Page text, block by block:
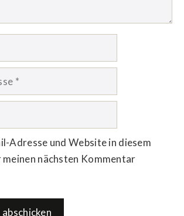
Adresse und Website in diesem
nächsten Kommentar